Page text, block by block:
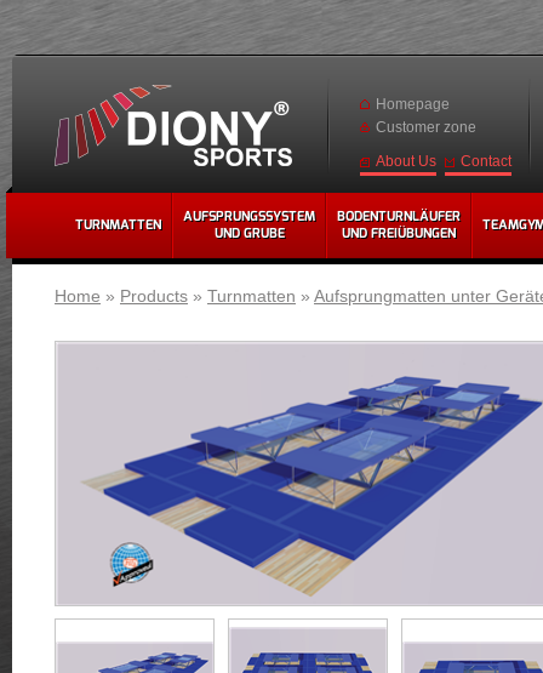
TURNMATTEN
AUFSPRUNGSSYSTEM
UND GRUBE
BODENTURNLÄUFER
UND FREIÜBUNGEN
Homepage
Customer zone
About Us Contact
Home » Products » Turnmatten » Aufsprungmatten unter